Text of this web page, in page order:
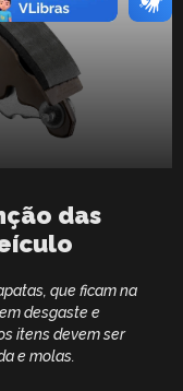
das
que ficam na
desgaste e
itens devem ser
e molas.